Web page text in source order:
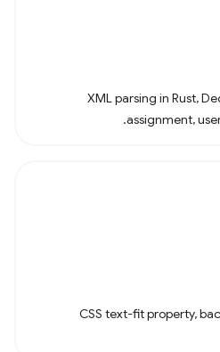
XML parsing in Rust,
assignment,
CSS text-fit property,